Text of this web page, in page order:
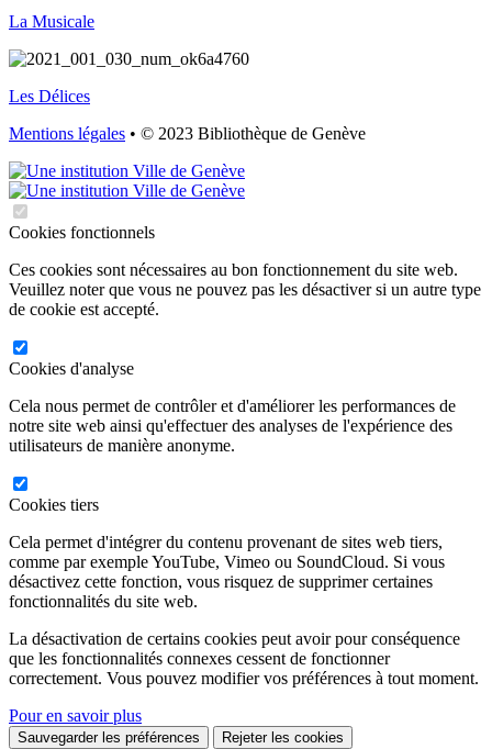
La Musicale
Les Délices
Mentions légales • © 2023 Bibliothèque de Genève
Cookies fonctionnels
Ces cookies sont nécessaires au bon fonctionnement du site web.
Veuillez noter que vous ne pouvez pas les désactiver si un autre type
de cookie est accepté.
Cookies d'analyse
Cela nous permet de contrôler et d'améliorer les performances de
notre site web ainsi qu'effectuer des analyses de l'expérience des
utilisateurs de manière anonyme.
Cookies tiers
Cela permet d'intégrer du contenu provenant de sites web tiers,
comme par exemple YouTube, Vimeo ou SoundCloud. Si vous
désactivez cette fonction, vous risquez de supprimer certaines
fonctionnalités du site web.
La désactivation de certains cookies peut avoir pour conséquence
que les fonctionnalités connexes cessent de fonctionner
correctement. Vous pouvez modifier vos préférences à tout moment.
Pour en savoir plus
Sauvegarder les préférences Rejeter les cookies